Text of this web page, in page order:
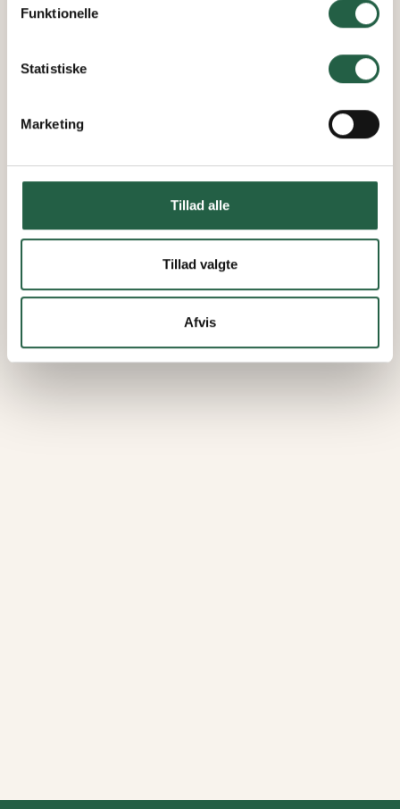
personlige oplysninger
Funktionelle
Statistiske
Marketing
Tillad alle
Tillad valgte
Afvis